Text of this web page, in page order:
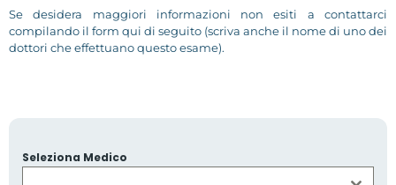
Se desidera maggiori informazioni non esiti a contattarci
compilando il form qui di seguito (scriva anche il nome di uno dei
dottori che effettuano questo esame).
Seleziona Medico